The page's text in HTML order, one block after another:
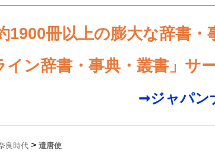
1900冊以上の膨大な辞書・
イン辞書・事典・叢書」サ
➞ジャパン
良時代 > 遣唐使